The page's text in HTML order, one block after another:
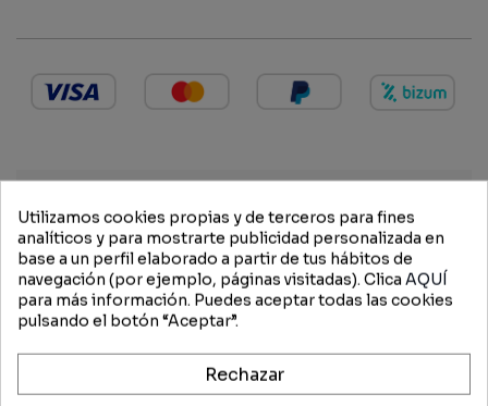
DETALLES TÉCNICOS
Longitud de corte 50 cm
Tensión nominal 10 V
Peso 2,1 kg
Nivel de presión sonora 80 dB(A)
Nivel de presión sonora (norma 2022) 82 dB(A)
Nivel de potencia acústica 90 dB(A) 1)
Utilizamos cookies propias y de terceros para fines
analíticos y para mostrarte publicidad personalizada en
base a un perfil elaborado a partir de tus hábitos de
navegación (por ejemplo, páginas visitadas). Clica AQUÍ
para más información. Puedes aceptar todas las cookies
pulsando el botón “Aceptar”.
Rechazar